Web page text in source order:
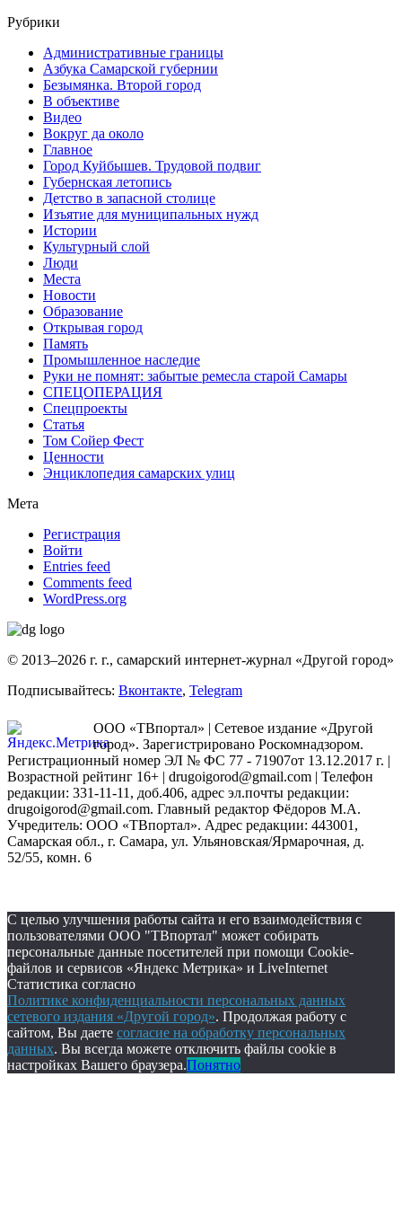
Рубрики
Административные границы
Азбука Самарской губернии
Безымянка. Второй город
В объективе
Видео
Вокруг да около
Главное
Город Куйбышев. Трудовой подвиг
Губернская летопись
Детство в запасной столице
Изъятие для муниципальных нужд
Истории
Культурный слой
Люди
Места
Новости
Образование
Открывая город
Память
Промышленное наследие
Руки не помнят: забытые ремесла старой Самары
СПЕЦОПЕРАЦИЯ
Спецпроекты
Статья
Том Сойер Фест
Ценности
Энциклопедия самарских улиц
Мета
Регистрация
Войти
Entries feed
Comments feed
WordPress.org
© 2013–2026 г. г., самарский интернет-журнал «Другой город»
Подписывайтесь: Вконтакте, Telegram
ООО «ТВпортал» | Сетевое издание «Другой
город». Зарегистрировано Роскомнадзором.
Регистрационный номер ЭЛ № ФС 77 - 71907от 13.12.2017 г. |
Возрастной рейтинг 16+ | drugoigorod@gmail.com | Телефон
редакции: 331-11-11, доб.406, адрес эл.почты редакции:
drugoigorod@gmail.com. Главный редактор Фёдоров М.А.
Учредитель: ООО «ТВпортал». Адрес редакции: 443001,
Самарская обл., г. Самара, ул. Ульяновская/Ярмарочная, д.
52/55, комн. 6
С целью улучшения работы сайта и его взаимодействия с
пользователями ООО "ТВпортал" может собирать
персональные данные посетителей при помощи Cookie-
файлов и сервисов «Яндекс Метрика» и LiveInternet
Статистика согласно
Политике конфиденциальности персональных данных
сетевого издания «Другой город». Продолжая работу с
сайтом, Вы даете согласие на обработку персональных
данных. Вы всегда можете отключить файлы cookie в
настройках Вашего браузера.Понятно